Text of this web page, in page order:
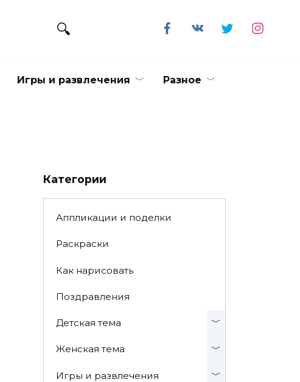
Игры и развлечения Разное
Категории
Аппликации и поделки
Раскраски
Как нарисовать
Поздравления
Детская тема
Женская тема
Игры и развлечения